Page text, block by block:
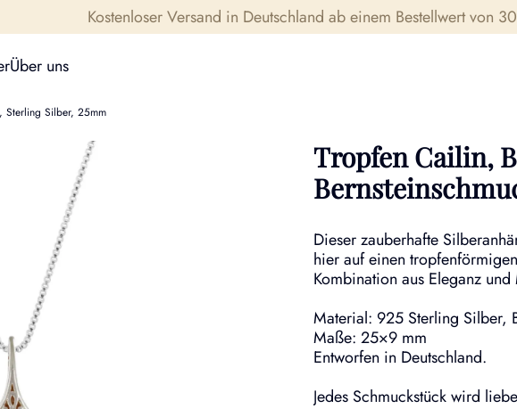
Kostenloser Versand in Deutschland ab einem Bestellwert von
Über uns
Sterling Silber, 25mm
Tropfen Cailin,
Dieser zauberhafte
hier auf einen
Kombination aus Eleganz
Material: 925 Sterling Silber,
Maße: 25×9 mm
Entworfen in Deutschland.
Jedes Schmuckstück wird